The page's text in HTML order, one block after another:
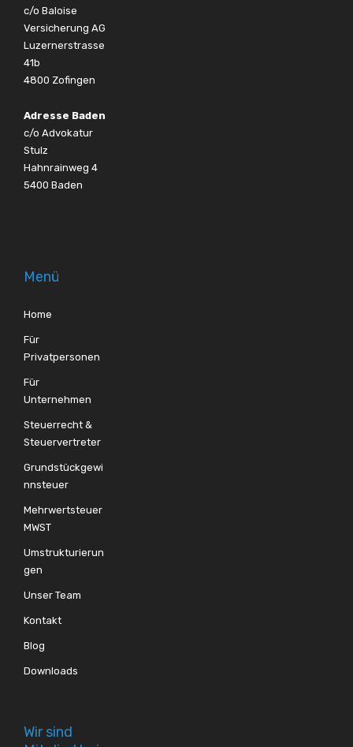
c/o Baloise
Versicherung AG
Luzernerstrasse
41b
4800 Zofingen
Adresse Baden
c/o Advokatur
Stulz
Hahnrainweg 4
5400 Baden
Menü
Home
Für
Privatpersonen
Für
Unternehmen
Steuerrecht &
Steuervertreter
Grundstückgewi
nnsteuer
Mehrwertsteuer
MWST
Umstrukturierun
gen
Unser Team
Kontakt
Blog
Downloads
Wir sind